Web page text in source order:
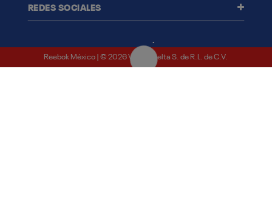
REDES SOCIALES
Reebok México | © 2026 Vector Delta S. de R.L. de C.V.